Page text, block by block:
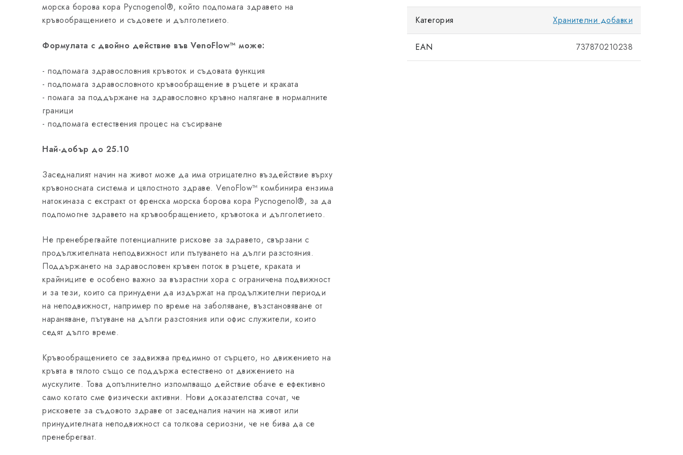
морска борова кора Pycnogenol®, който подпомага здравето на
кръвообращението и съдовете и дълголетието.
Формулата с двойно действие във VenoFlow™ може:
- подпомага здравословния кръвоток и съдовата функция
- подпомага здравословното кръвообращение в ръцете и краката
- помага за поддържане на здравословно кръвно налягане в нормалните
граници
- подпомага естествения процес на съсирване
Най-добър до 25.10
Заседналият начин на живот може да има отрицателно въздействие върху
кръвоносната система и цялостното здраве. VenoFlow™ комбинира ензима
натокиназа с екстракт от френска морска борова кора Pycnogenol®, за да
подпомогне здравето на кръвообращението, кръвотока и дълголетието.
Не пренебрегвайте потенциалните рискове за здравето, свързани с
продължителната неподвижност или пътуването на дълги разстояния.
Поддържането на здравословен кръвен поток в ръцете, краката и
крайниците е особено важно за възрастни хора с ограничена подвижност
и за тези, които са принудени да издържат на продължителни периоди
на неподвижност, например по време на заболяване, възстановяване от
нараняване, пътуване на дълги разстояния или офис служители, които
седят дълго време.
Кръвообращението се задвижва предимно от сърцето, но движението на
кръвта в тялото също се поддържа естествено от движението на
мускулите. Това допълнително изпомпващо действие обаче е ефективно
само когато сме физически активни. Нови доказателства сочат, че
рисковете за съдовото здраве от заседналия начин на живот или
принудителната неподвижност са толкова сериозни, че не бива да се
пренебрегват.
Категория Хранителни добавки
EAN 737870210238